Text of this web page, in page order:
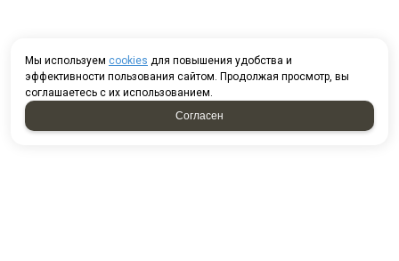
Мы используем cookies для повышения удобства и
эффективности пользования сайтом. Продолжая просмотр, вы
соглашаетесь с их использованием.
Согласен